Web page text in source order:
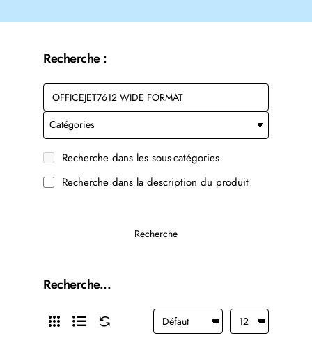
Recherche :
Recherche dans les sous-catégories
Recherche dans la description du produit
Recherche
Recherche...